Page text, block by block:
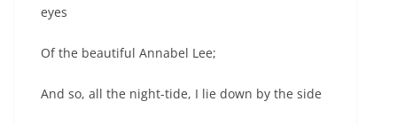
eyes
Of the beautiful Annabel Lee;
And so, all the night-tide, I lie down by the side